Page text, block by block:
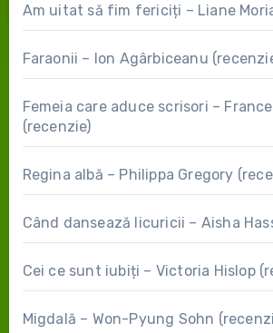
Am uitat să fim fericiți – Liane
Faraonii – Ion Agârbiceanu
Femeia care aduce scrisori –
(recenzie)
Regina albă – Philippa Gregory
Când dansează licuricii – Aisha
Cei ce sunt iubiți – Victoria Hislop
Migdală – Won-Pyung Sohn